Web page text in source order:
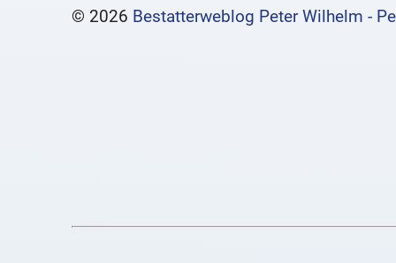
© 2026 Bestatterweblog Peter Wilhelm -